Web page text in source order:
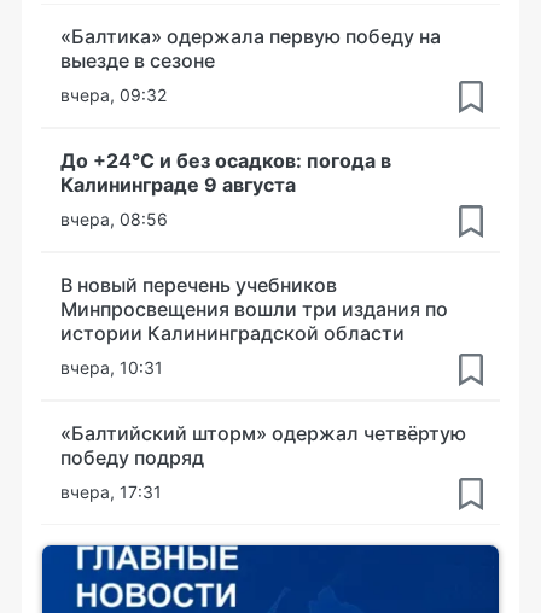
«Балтика» одержала первую победу на
выезде в сезоне
вчера, 09:32
До +24°С и без осадков: погода в
Калининграде 9 августа
вчера, 08:56
В новый перечень учебников
Минпросвещения вошли три издания по
истории Калининградской области
вчера, 10:31
«Балтийский шторм» одержал четвёртую
победу подряд
вчера, 17:31